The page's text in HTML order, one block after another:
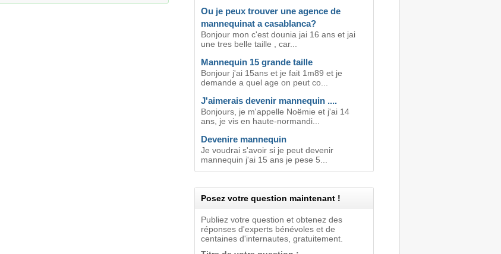
Ou je peux trouver une agence de
mannequinat a casablanca?
Bonjour mon c'est dounia jai 16 ans et jai
une tres belle taille , car...
Mannequin 15 grande taille
Bonjour j'ai 15ans et je fait 1m89 et je
demande a quel age on peut co...
J'aimerais devenir mannequin ....
Bonjours, je m'appelle Noëmie et j'ai 14
ans, je vis en haute-normandi...
Devenire mannequin
Je voudrai s'avoir si je peut devenir
mannequin j'ai 15 ans je pese 5...
Posez votre question maintenant !
Publiez votre question et obtenez des
réponses d'experts bénévoles et de
centaines d'internautes, gratuitement.